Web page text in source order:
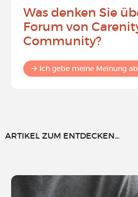
Was denken Sie
Forum von
Community?
Ich gebe meine Meinung ab
ARTIKEL ZUM ENTDECKEN...